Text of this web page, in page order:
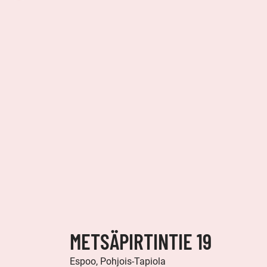
METSÄPIRTINTIE 19
Espoo, Pohjois-Tapiola